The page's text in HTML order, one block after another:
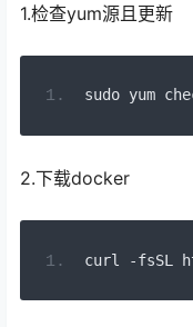
1.检查yum源且更新
sudo yum
2.下载docker
curl -fsSL